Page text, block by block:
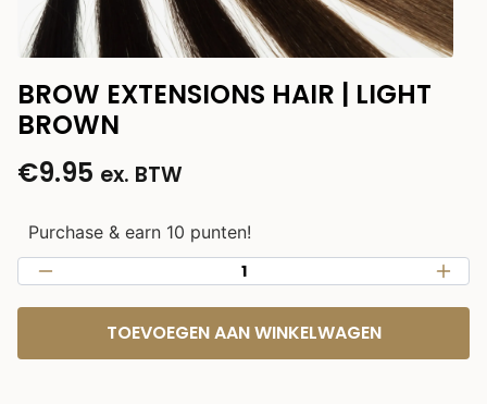
BROW EXTENSIONS HAIR | LIGHT
BROWN
€9.95 ex. BTW
Purchase & earn 10 punten!
TOEVOEGEN AAN WINKELWAGEN